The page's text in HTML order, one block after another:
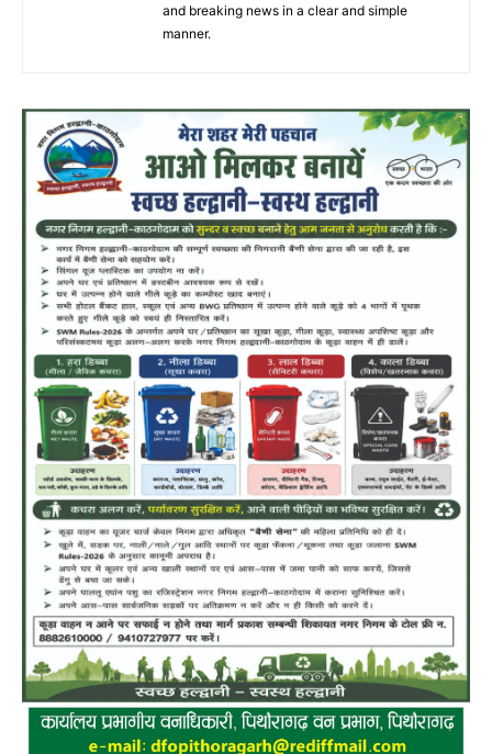
and breaking news in a clear and simple
manner.